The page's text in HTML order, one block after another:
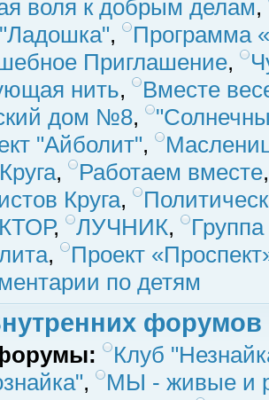
воля к добрым делам,
,
Программа
Приглашение,
нить,
Вместе
дом №8,
"Айболит",
, Работаем вместе
Круга,
, ЛУЧНИК,
,
Проект
по детям
форумов
Клуб
,
МЫ - живые и